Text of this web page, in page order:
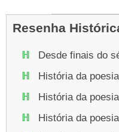
Resenha
Desde finais do
História da
História da
História da